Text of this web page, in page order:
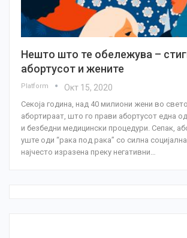
Нешто што те обележува –
абортусот и жените
Platform Окт 15, 2020
Секоја година, над 40 милиони жени во
абортираат, што го прави абортусот една од
и безбедни медицински процедури. Сепак,
уште оди “рака под рака” со силна
најчесто изразена преку негативни…